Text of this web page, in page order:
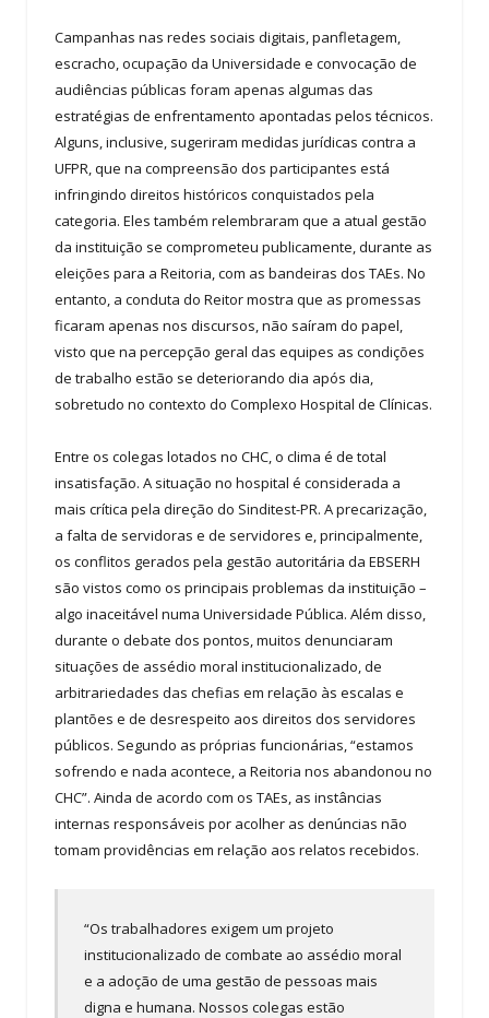
Campanhas nas redes sociais digitais, panfletagem,
escracho, ocupação da Universidade e convocação de
audiências públicas foram apenas algumas das
estratégias de enfrentamento apontadas pelos técnicos.
Alguns, inclusive, sugeriram medidas jurídicas contra a
UFPR, que na compreensão dos participantes está
infringindo direitos históricos conquistados pela
categoria. Eles também relembraram que a atual gestão
da instituição se comprometeu publicamente, durante as
eleições para a Reitoria, com as bandeiras dos TAEs. No
entanto, a conduta do Reitor mostra que as promessas
ficaram apenas nos discursos, não saíram do papel,
visto que na percepção geral das equipes as condições
de trabalho estão se deteriorando dia após dia,
sobretudo no contexto do Complexo Hospital de Clínicas.
Entre os colegas lotados no CHC, o clima é de total
insatisfação. A situação no hospital é considerada a
mais crítica pela direção do Sinditest-PR. A precarização,
a falta de servidoras e de servidores e, principalmente,
os conflitos gerados pela gestão autoritária da EBSERH
são vistos como os principais problemas da instituição –
algo inaceitável numa Universidade Pública. Além disso,
durante o debate dos pontos, muitos denunciaram
situações de assédio moral institucionalizado, de
arbitrariedades das chefias em relação às escalas e
plantões e de desrespeito aos direitos dos servidores
públicos. Segundo as próprias funcionárias, “estamos
sofrendo e nada acontece, a Reitoria nos abandonou no
CHC”. Ainda de acordo com os TAEs, as instâncias
internas responsáveis por acolher as denúncias não
tomam providências em relação aos relatos recebidos.
“Os trabalhadores exigem um projeto
institucionalizado de combate ao assédio moral
e a adoção de uma gestão de pessoas mais
digna e humana. Nossos colegas estão